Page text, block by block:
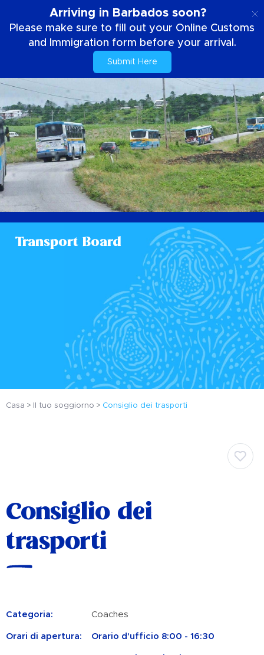
Arriving in Barbados soon?
Please make sure to fill out your Online Customs
and Immigration form before your arrival.
Submit Here
Transport Board
Casa Il tuo soggiorno Consiglio dei trasporti
Consiglio dei
trasporti
Categoria: Coaches
Orari di apertura: Orario d'ufficio 8:00 - 16:30